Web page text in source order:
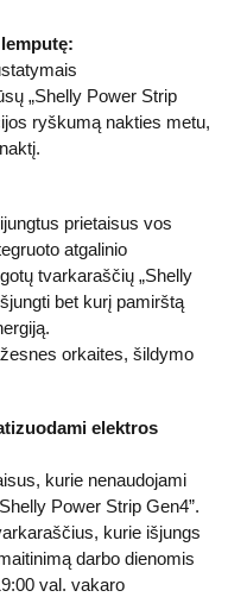
„Shelly Power Strip
ryškumą nakties metu,
prietaisus vos
atgalinio
tvarkaraščių „Shelly
bet kurį pamirštą
orkaites, šildymo
elektros
kurie nenaudojami
Power Strip Gen4”.
kurie išjungs
darbo dienomis
val. vakaro